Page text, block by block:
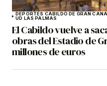
DEPORTES CABILDO DE GRAN
UD LAS PALMAS
El Cabildo vuelve a
obras del Estadio de
millones de euros